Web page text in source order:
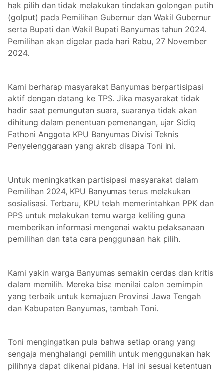
hak pilih dan tidak melakukan tindakan golongan putih
(golput) pada Pemilihan Gubernur dan Wakil Gubernur
serta Bupati dan Wakil Bupati Banyumas tahun 2024.
Pemilihan akan digelar pada hari Rabu, 27 November
2024.
Kami berharap masyarakat Banyumas berpartisipasi
aktif dengan datang ke TPS. Jika masyarakat tidak
hadir saat pemungutan suara, suaranya tidak akan
dihitung dalam penentuan pemenangan, ujar Sidiq
Fathoni Anggota KPU Banyumas Divisi Teknis
Penyelenggaraan yang akrab disapa Toni ini.
Untuk meningkatkan partisipasi masyarakat dalam
Pemilihan 2024, KPU Banyumas terus melakukan
sosialisasi. Terbaru, KPU telah memerintahkan PPK dan
PPS untuk melakukan temu warga keliling guna
memberikan informasi mengenai waktu pelaksanaan
pemilihan dan tata cara penggunaan hak pilih.
Kami yakin warga Banyumas semakin cerdas dan kritis
dalam memilih. Mereka bisa menilai calon pemimpin
yang terbaik untuk kemajuan Provinsi Jawa Tengah
dan Kabupaten Banyumas, tambah Toni.
Toni mengingatkan pula bahwa setiap orang yang
sengaja menghalangi pemilih untuk menggunakan hak
pilihnya dapat dikenai pidana. Hal ini sesuai ketentuan